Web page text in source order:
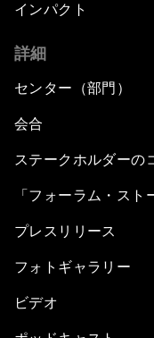
インパクト
詳細
センター（部門）
会合
ステークホルダーの
「フォーラム・スト
プレスリリース
フォトギャラリー
ビデオ